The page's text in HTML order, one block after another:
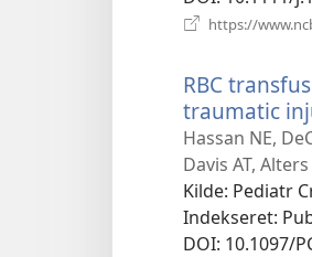
https://
RBC
traumatic
Hassan NE,
Davis AT,
Kilde‎: Pediatr
Indekseret‎:
DOI‎: 10.1097/